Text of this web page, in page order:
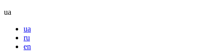
ua
ua
ru
en